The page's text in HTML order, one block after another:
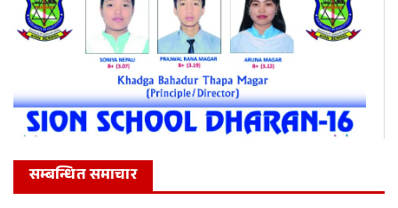
सम्बन्धित समाचार